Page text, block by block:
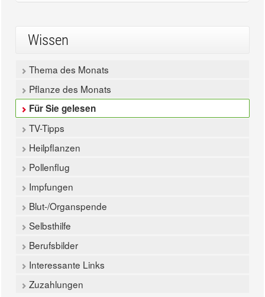
Wissen
Thema des Monats
Pflanze des Monats
Für Sie gelesen
TV-Tipps
Heilpflanzen
Pollenflug
Impfungen
Blut-/Organspende
Selbsthilfe
Berufsbilder
Interessante Links
Zuzahlungen